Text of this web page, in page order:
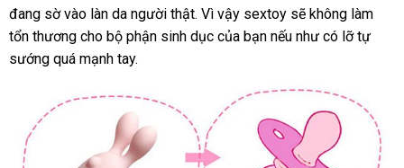
đầu
thỏ
Jupin
đắt
có
pin
lại
sỉBản dẫn
đang sờ vào làn da người thậtTrung
Quốc
. Vì vậy sextoy cửa
hàng
sẽ không làm
tổn thương cho bộ phận sinh dục Pháp
của bạn nội
nếu như có lỡ tự
sướng Đài
quá mạnh tay.